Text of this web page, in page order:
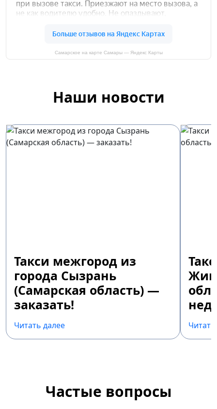
Самарское на карте Самары — Яндекс Карты
Наши новости
Такси межгород из
города Сызрань
(Самарская область) —
заказать!
Читать далее
Частые вопросы